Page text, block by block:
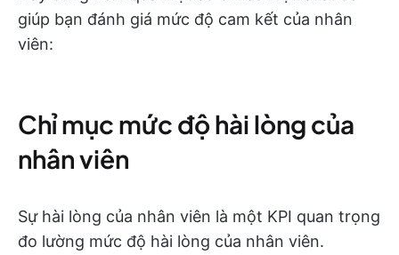
giúp bạn đánh giá mức độ cam kết của nhân
viên:
Chỉ mục mức độ hài lòng của
nhân viên
Sự hài lòng của nhân viên là một KPI quan trọng
đo lường mức độ hài lòng của nhân viên.